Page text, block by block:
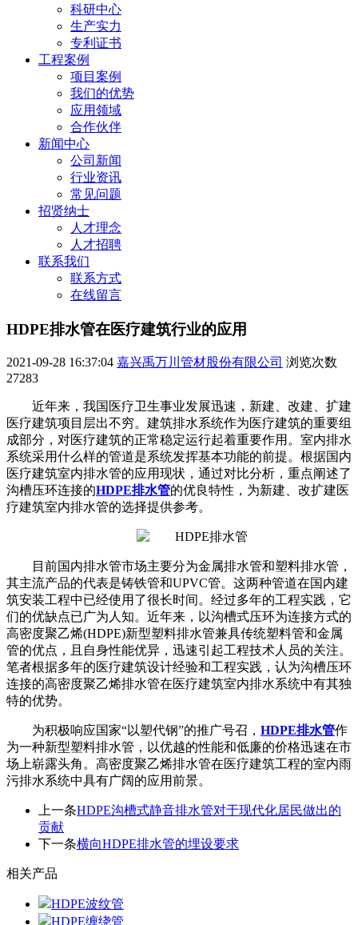
科研中心
生产实力
专利证书
工程案例
项目案例
我们的优势
应用领域
合作伙伴
新闻中心
公司新闻
行业资讯
常见问题
招贤纳士
人才理念
人才招聘
联系我们
联系方式
在线留言
HDPE排水管在医疗建筑行业的应用
2021-09-28 16:37:04 嘉兴禹万川管材股份有限公司 浏览次数
27283
近年来，我国医疗卫生事业发展迅速，新建、改建、扩建
医疗建筑项目层出不穷。建筑排水系统作为医疗建筑的重要组
成部分，对医疗建筑的正常稳定运行起着重要作用。室内排水
系统采用什么样的管道是系统发挥基本功能的前提。根据国内
医疗建筑室内排水管的应用现状，通过对比分析，重点阐述了
沟槽压环连接的HDPE排水管的优良特性，为新建、改扩建医
疗建筑室内排水管的选择提供参考。
目前国内排水管市场主要分为金属排水管和塑料排水管，
其主流产品的代表是铸铁管和UPVC管。这两种管道在国内建
筑安装工程中已经使用了很长时间。经过多年的工程实践，它
们的优缺点已广为人知。近年来，以沟槽式压环为连接方式的
高密度聚乙烯(HDPE)新型塑料排水管兼具传统塑料管和金属
管的优点，且自身性能优异，迅速引起工程技术人员的关注。
笔者根据多年的医疗建筑设计经验和工程实践，认为沟槽压环
连接的高密度聚乙烯排水管在医疗建筑室内排水系统中有其独
特的优势。
为积极响应国家“以塑代钢”的推广号召， HDPE排水管作
为一种新型塑料排水管，以优越的性能和低廉的价格迅速在市
场上崭露头角。高密度聚乙烯排水管在医疗建筑工程的室内雨
污排水系统中具有广阔的应用前景。
上一条HDPE沟槽式静音排水管对于现代化居民做出的
贡献
下一条横向HDPE排水管的埋设要求
相关产品
HDPE波纹管
HDPE缠绕管